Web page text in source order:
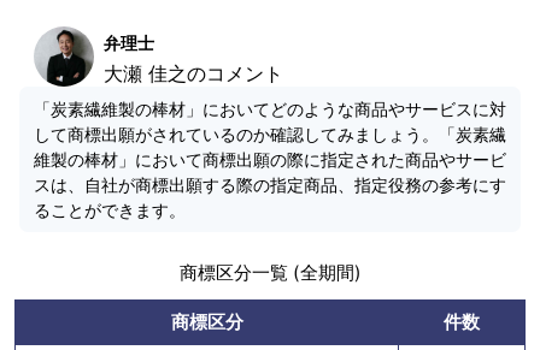
弁理士
大瀬 佳之のコメント
「炭素繊維製の棒材」においてどのような商品やサービスに対
して商標出願がされているのか確認してみましょう。「炭素繊
維製の棒材」において商標出願の際に指定された商品やサービ
スは、自社が商標出願する際の指定商品、指定役務の参考にす
ることができます。
商標区分一覧 (全期間)
商標区分
件数